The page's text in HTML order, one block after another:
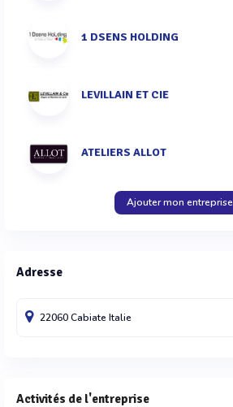
1 DSENS HOLDING
LEVILLAIN ET CIE
ATELIERS ALLOT
Ajouter mon entreprise
Adresse
22060 Cabiate Italie
Activités de l'entreprise